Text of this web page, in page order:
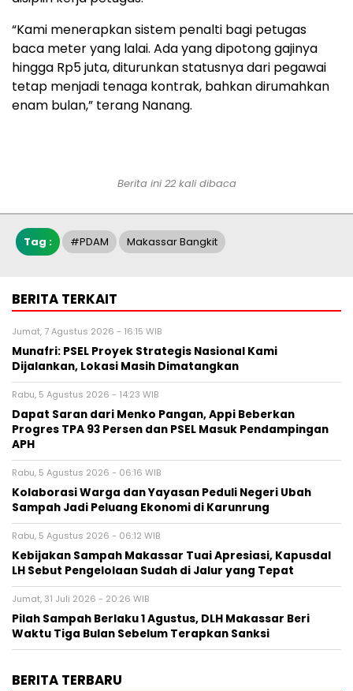
“Kami menerapkan sistem penalti bagi petugas
baca meter yang lalai. Ada yang dipotong gajinya
hingga Rp5 juta, diturunkan statusnya dari pegawai
tetap menjadi tenaga kontrak, bahkan dirumahkan
enam bulan,” terang Nanang.
Berita ini 22 kali dibaca
Tag : #PDAM Makassar Bangkit
BERITA TERKAIT
Jumat, 7 Agustus 2026 - 16:15 WIB
Munafri: PSEL Proyek Strategis Nasional Kami
Dijalankan, Lokasi Masih Dimatangkan
Rabu, 5 Agustus 2026 - 14:23 WIB
Dapat Saran dari Menko Pangan, Appi Beberkan
Progres TPA 93 Persen dan PSEL Masuk Pendampingan
APH
Rabu, 5 Agustus 2026 - 06:16 WIB
Kolaborasi Warga dan Yayasan Peduli Negeri Ubah
Sampah Jadi Peluang Ekonomi di Karunrung
Rabu, 5 Agustus 2026 - 06:12 WIB
Kebijakan Sampah Makassar Tuai Apresiasi, Kapusdal
LH Sebut Pengelolaan Sudah di Jalur yang Tepat
Jumat, 31 Juli 2026 - 20:26 WIB
Pilah Sampah Berlaku 1 Agustus, DLH Makassar Beri
Waktu Tiga Bulan Sebelum Terapkan Sanksi
BERITA TERBARU